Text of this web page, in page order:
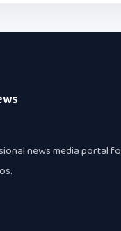
news media portal